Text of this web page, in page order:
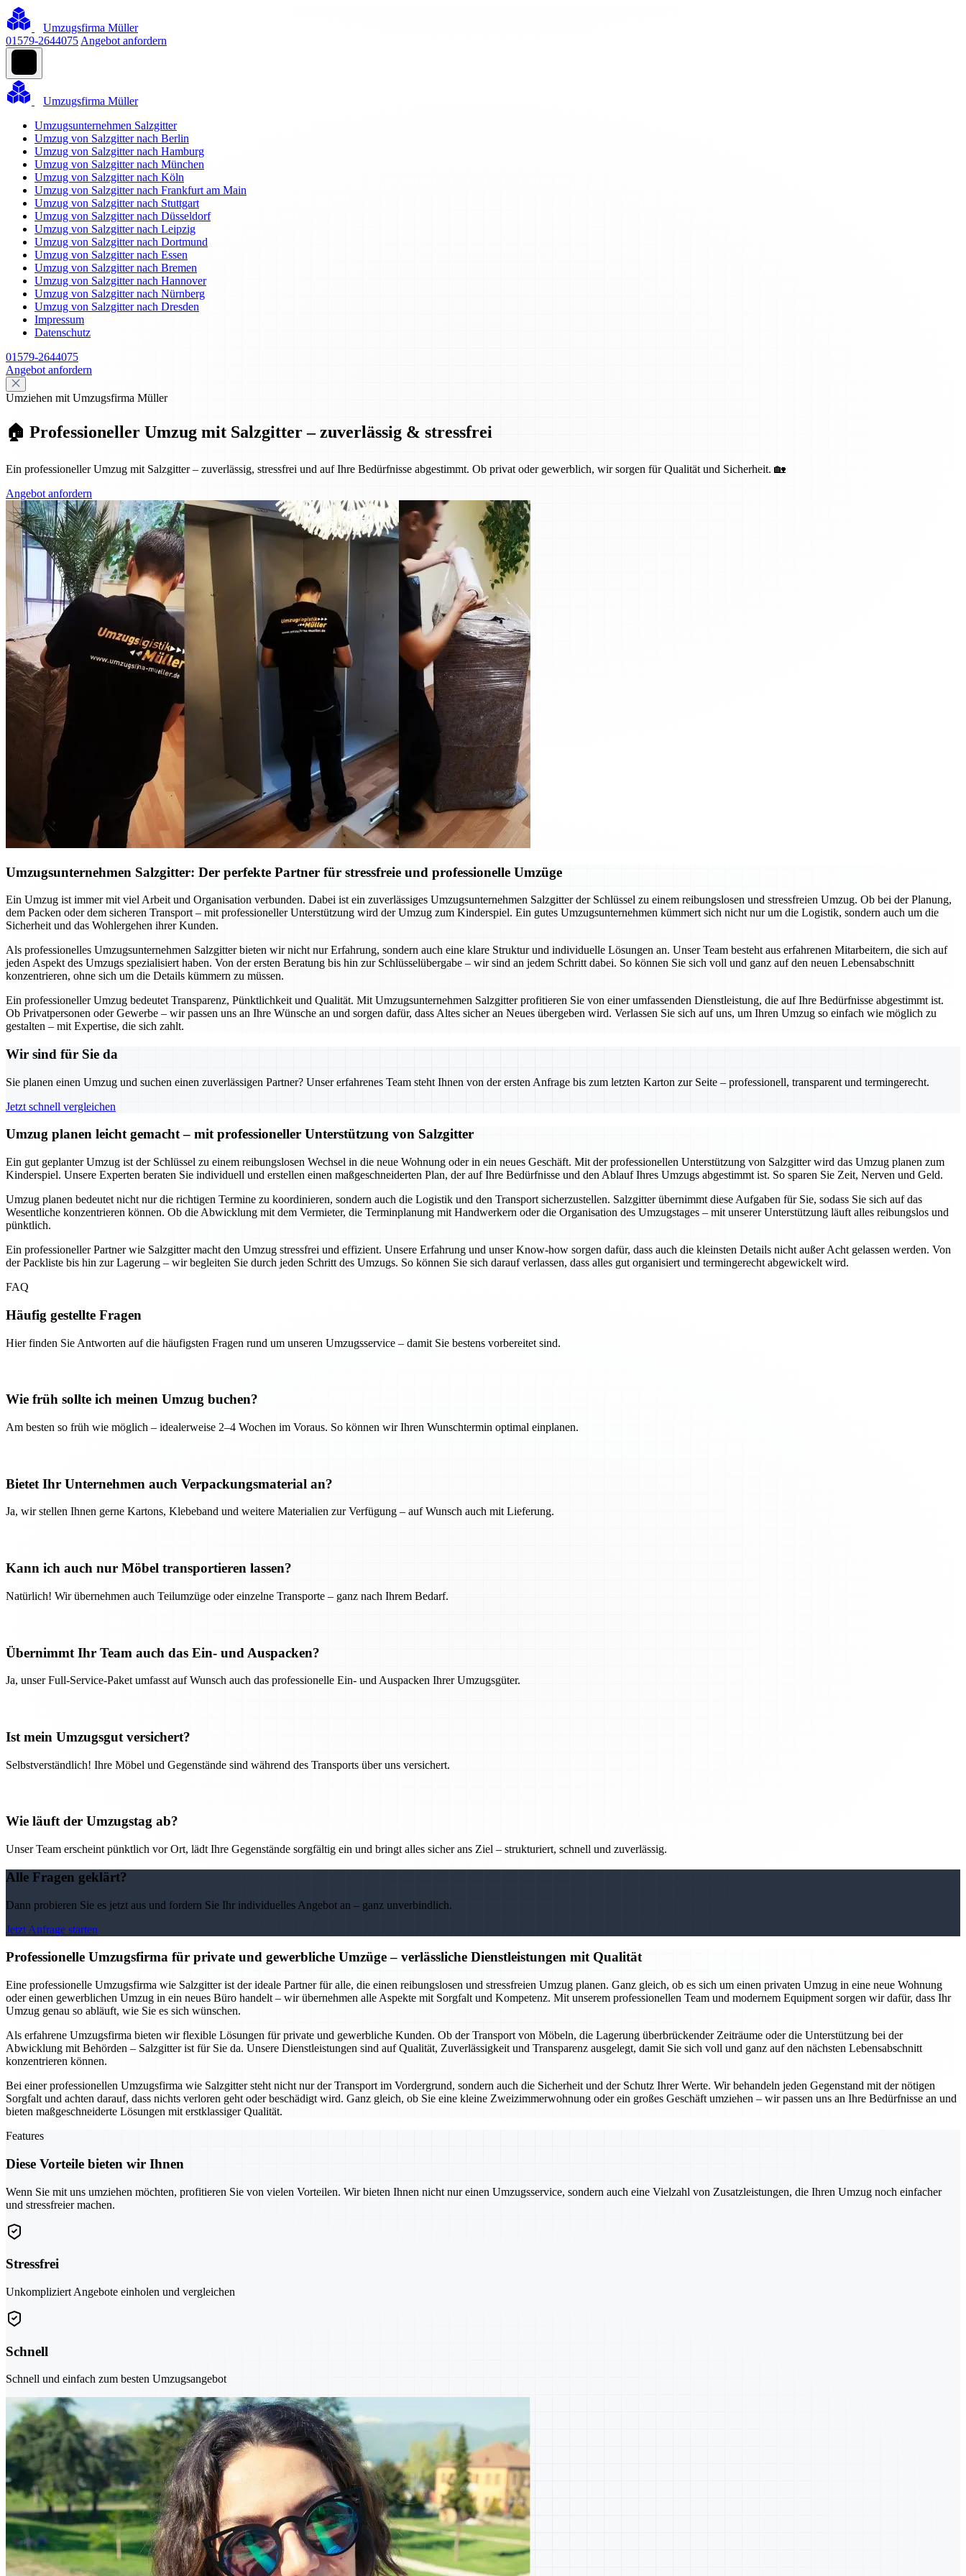
Umzugsfirma Müller
01579-2644075 Angebot anfordern
Umzugsfirma Müller
Umzugsunternehmen Salzgitter
Umzug von Salzgitter nach Berlin
Umzug von Salzgitter nach Hamburg
Umzug von Salzgitter nach München
Umzug von Salzgitter nach Köln
Umzug von Salzgitter nach Frankfurt am Main
Umzug von Salzgitter nach Stuttgart
Umzug von Salzgitter nach Düsseldorf
Umzug von Salzgitter nach Leipzig
Umzug von Salzgitter nach Dortmund
Umzug von Salzgitter nach Essen
Umzug von Salzgitter nach Bremen
Umzug von Salzgitter nach Hannover
Umzug von Salzgitter nach Nürnberg
Umzug von Salzgitter nach Dresden
Impressum
Datenschutz
01579-2644075
Angebot anfordern
Umziehen mit Umzugsfirma Müller
🏠 Professioneller Umzug mit Salzgitter – zuverlässig & stressfrei
Ein professioneller Umzug mit Salzgitter – zuverlässig, stressfrei und auf Ihre Bedürfnisse abgestimmt. Ob privat oder gewerblich, wir sorgen für Qualität und Sicherheit. 🏡
Angebot anfordern
Umzugsunternehmen Salzgitter: Der perfekte Partner für stressfreie und professionelle Umzüge
Ein Umzug ist immer mit viel Arbeit und Organisation verbunden. Dabei ist ein zuverlässiges Umzugsunternehmen Salzgitter der Schlüssel zu einem reibungslosen und stressfreien Umzug. Ob bei der Planung,
dem Packen oder dem sicheren Transport – mit professioneller Unterstützung wird der Umzug zum Kinderspiel. Ein gutes Umzugsunternehmen kümmert sich nicht nur um die Logistik, sondern auch um die
Sicherheit und das Wohlergehen ihrer Kunden.
Als professionelles Umzugsunternehmen Salzgitter bieten wir nicht nur Erfahrung, sondern auch eine klare Struktur und individuelle Lösungen an. Unser Team besteht aus erfahrenen Mitarbeitern, die sich auf
jeden Aspekt des Umzugs spezialisiert haben. Von der ersten Beratung bis hin zur Schlüsselübergabe – wir sind an jedem Schritt dabei. So können Sie sich voll und ganz auf den neuen Lebensabschnitt
konzentrieren, ohne sich um die Details kümmern zu müssen.
Ein professioneller Umzug bedeutet Transparenz, Pünktlichkeit und Qualität. Mit Umzugsunternehmen Salzgitter profitieren Sie von einer umfassenden Dienstleistung, die auf Ihre Bedürfnisse abgestimmt ist.
Ob Privatpersonen oder Gewerbe – wir passen uns an Ihre Wünsche an und sorgen dafür, dass Altes sicher an Neues übergeben wird. Verlassen Sie sich auf uns, um Ihren Umzug so einfach wie möglich zu
gestalten – mit Expertise, die sich zahlt.
Wir sind für Sie da
Sie planen einen Umzug und suchen einen zuverlässigen Partner? Unser erfahrenes Team steht Ihnen von der ersten Anfrage bis zum letzten Karton zur Seite – professionell, transparent und termingerecht.
Jetzt schnell vergleichen
Umzug planen leicht gemacht – mit professioneller Unterstützung von Salzgitter
Ein gut geplanter Umzug ist der Schlüssel zu einem reibungslosen Wechsel in die neue Wohnung oder in ein neues Geschäft. Mit der professionellen Unterstützung von Salzgitter wird das Umzug planen zum
Kinderspiel. Unsere Experten beraten Sie individuell und erstellen einen maßgeschneiderten Plan, der auf Ihre Bedürfnisse und den Ablauf Ihres Umzugs abgestimmt ist. So sparen Sie Zeit, Nerven und Geld.
Umzug planen bedeutet nicht nur die richtigen Termine zu koordinieren, sondern auch die Logistik und den Transport sicherzustellen. Salzgitter übernimmt diese Aufgaben für Sie, sodass Sie sich auf das
Wesentliche konzentrieren können. Ob die Abwicklung mit dem Vermieter, die Terminplanung mit Handwerkern oder die Organisation des Umzugstages – mit unserer Unterstützung läuft alles reibungslos und
pünktlich.
Ein professioneller Partner wie Salzgitter macht den Umzug stressfrei und effizient. Unsere Erfahrung und unser Know-how sorgen dafür, dass auch die kleinsten Details nicht außer Acht gelassen werden. Von
der Packliste bis hin zur Lagerung – wir begleiten Sie durch jeden Schritt des Umzugs. So können Sie sich darauf verlassen, dass alles gut organisiert und termingerecht abgewickelt wird.
FAQ
Häufig gestellte Fragen
Hier finden Sie Antworten auf die häufigsten Fragen rund um unseren Umzugsservice – damit Sie bestens vorbereitet sind.
Wie früh sollte ich meinen Umzug buchen?
Am besten so früh wie möglich – idealerweise 2–4 Wochen im Voraus. So können wir Ihren Wunschtermin optimal einplanen.
Bietet Ihr Unternehmen auch Verpackungsmaterial an?
Ja, wir stellen Ihnen gerne Kartons, Klebeband und weitere Materialien zur Verfügung – auf Wunsch auch mit Lieferung.
Kann ich auch nur Möbel transportieren lassen?
Natürlich! Wir übernehmen auch Teilumzüge oder einzelne Transporte – ganz nach Ihrem Bedarf.
Übernimmt Ihr Team auch das Ein- und Auspacken?
Ja, unser Full-Service-Paket umfasst auf Wunsch auch das professionelle Ein- und Auspacken Ihrer Umzugsgüter.
Ist mein Umzugsgut versichert?
Selbstverständlich! Ihre Möbel und Gegenstände sind während des Transports über uns versichert.
Wie läuft der Umzugstag ab?
Unser Team erscheint pünktlich vor Ort, lädt Ihre Gegenstände sorgfältig ein und bringt alles sicher ans Ziel – strukturiert, schnell und zuverlässig.
Alle Fragen geklärt?
Dann probieren Sie es jetzt aus und fordern Sie Ihr individuelles Angebot an – ganz unverbindlich.
Jetzt Anfrage starten
Professionelle Umzugsfirma für private und gewerbliche Umzüge – verlässliche Dienstleistungen mit Qualität
Eine professionelle Umzugsfirma wie Salzgitter ist der ideale Partner für alle, die einen reibungslosen und stressfreien Umzug planen. Ganz gleich, ob es sich um einen privaten Umzug in eine neue Wohnung
oder einen gewerblichen Umzug in ein neues Büro handelt – wir übernehmen alle Aspekte mit Sorgfalt und Kompetenz. Mit unserem professionellen Team und modernem Equipment sorgen wir dafür, dass Ihr
Umzug genau so abläuft, wie Sie es sich wünschen.
Als erfahrene Umzugsfirma bieten wir flexible Lösungen für private und gewerbliche Kunden. Ob der Transport von Möbeln, die Lagerung überbrückender Zeiträume oder die Unterstützung bei der
Abwicklung mit Behörden – Salzgitter ist für Sie da. Unsere Dienstleistungen sind auf Qualität, Zuverlässigkeit und Transparenz ausgelegt, damit Sie sich voll und ganz auf den nächsten Lebensabschnitt
konzentrieren können.
Bei einer professionellen Umzugsfirma wie Salzgitter steht nicht nur der Transport im Vordergrund, sondern auch die Sicherheit und der Schutz Ihrer Werte. Wir behandeln jeden Gegenstand mit der nötigen
Sorgfalt und achten darauf, dass nichts verloren geht oder beschädigt wird. Ganz gleich, ob Sie eine kleine Zweizimmerwohnung oder ein großes Geschäft umziehen – wir passen uns an Ihre Bedürfnisse an und
bieten maßgeschneiderte Lösungen mit erstklassiger Qualität.
Features
Diese Vorteile bieten wir Ihnen
Wenn Sie mit uns umziehen möchten, profitieren Sie von vielen Vorteilen. Wir bieten Ihnen nicht nur einen Umzugsservice, sondern auch eine Vielzahl von Zusatzleistungen, die Ihren Umzug noch einfacher
und stressfreier machen.
Stressfrei
Unkompliziert Angebote einholen und vergleichen
Schnell
Schnell und einfach zum besten Umzugsangebot